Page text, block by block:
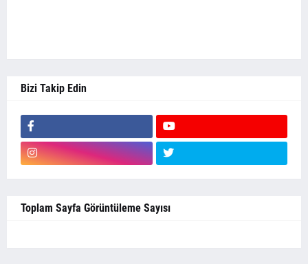
Bizi Takip Edin
Toplam Sayfa Görüntüleme Sayısı